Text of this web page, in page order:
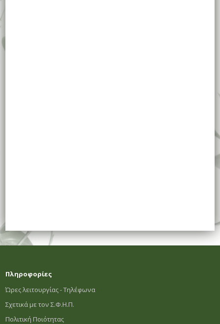
Πληροφορίες
Ώρες λειτουργίας - Τηλέφωνα
Σχετικά με τον Σ.Φ.Η.Π.
Πολιτική Ποιότητας